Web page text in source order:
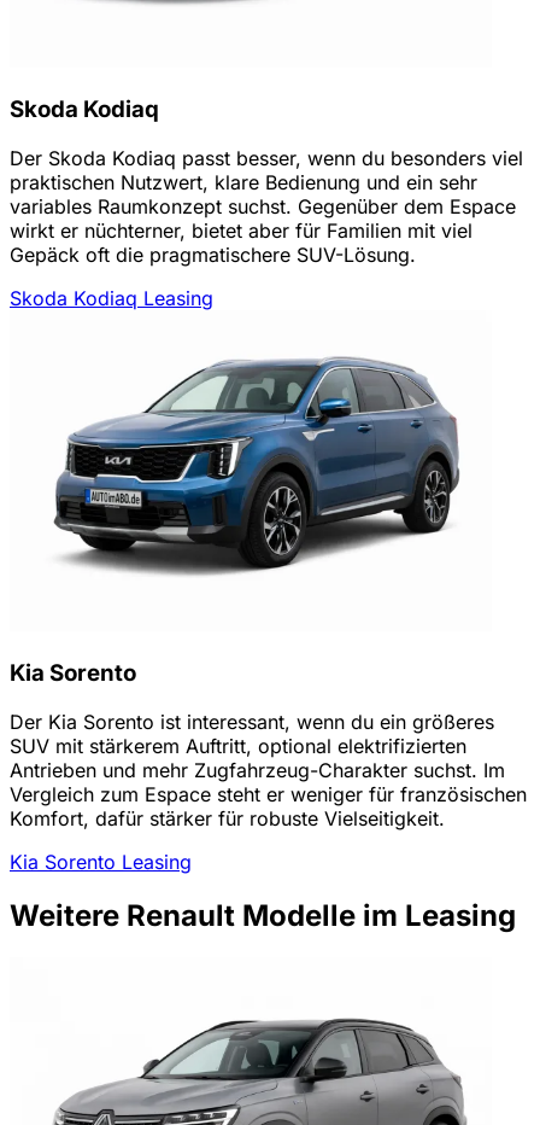
Skoda Kodiaq
Der Skoda Kodiaq passt besser, wenn du besonders viel
praktischen Nutzwert, klare Bedienung und ein sehr
variables Raumkonzept suchst. Gegenüber dem Espace
wirkt er nüchterner, bietet aber für Familien mit viel
Gepäck oft die pragmatischere SUV-Lösung.
Skoda Kodiaq Leasing
Kia Sorento
Der Kia Sorento ist interessant, wenn du ein größeres
SUV mit stärkerem Auftritt, optional elektrifizierten
Antrieben und mehr Zugfahrzeug-Charakter suchst. Im
Vergleich zum Espace steht er weniger für französischen
Komfort, dafür stärker für robuste Vielseitigkeit.
Kia Sorento Leasing
Weitere Renault Modelle im Leasing